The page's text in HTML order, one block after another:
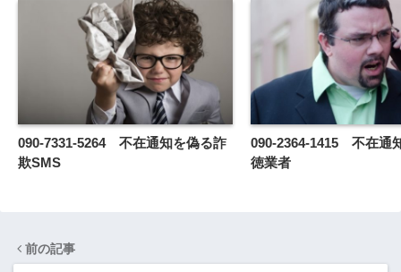
090-7331-5264 不在通知を偽る詐
欺SMS
090-2364-1415 不在通
徳業者
前の記事